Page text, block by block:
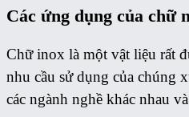
Các ứng dụng của chữ
Chữ inox là một vật liệu rất
nhu cầu sử dụng của chúng
các ngành nghề khác nhau